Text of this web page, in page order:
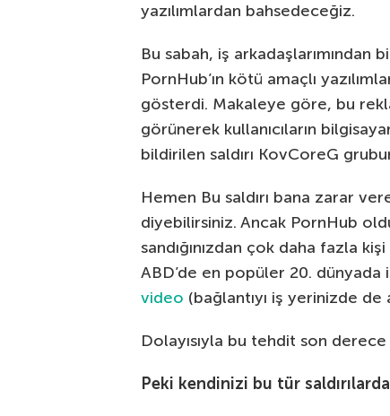
yazılımlardan bahsedeceğiz.
Bu sabah, iş
PornHub’ın kötü amaçlı
gösterdi. Makaleye göre, bu
görünerek kullanıcıların
bildirilen saldırı KovCoreG
Hemen Bu saldırı bana zarar
diyebilirsiniz. Ancak PornHub
sandığınızdan çok daha fazla
ABD’de en popüler 20. dünyada
video (bağlantıyı iş yerinizde
Dolayısıyla bu tehdit son
Peki kendinizi bu tür